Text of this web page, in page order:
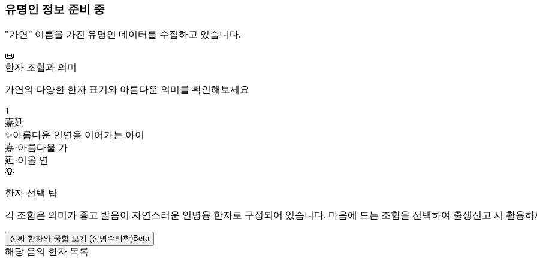
유명인 정보 준비 중
"가연 " 이름을 가진 유명인 데이터를 수집하고 있습니다.
📜
한자 조합과 의미
가연 의 다양한 한자 표기와 아름다운 의미를 확인해보세요
1
嘉延
✨아름다운 인연을 이어가는 아이
嘉·아름다울 가
延·이을 연
💡
한자 선택 팁
각 조합은 의미가 좋고 발음이 자연스러운 인명용 한자로 구성되어 있습니다. 마음에 드는 조합을 선택하여 출생신고 시 활용하
성씨 한자와 궁합 보기 (성명수리학)Beta
해당 음의 한자 목록